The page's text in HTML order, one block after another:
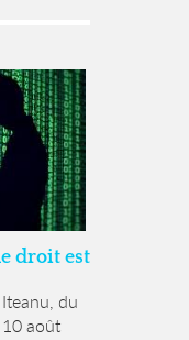
droit est
du
août